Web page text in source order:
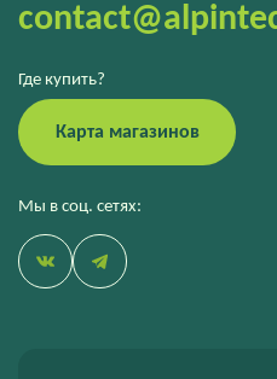
Мы в соц. сетях:
Где купить?
Карта магазинов